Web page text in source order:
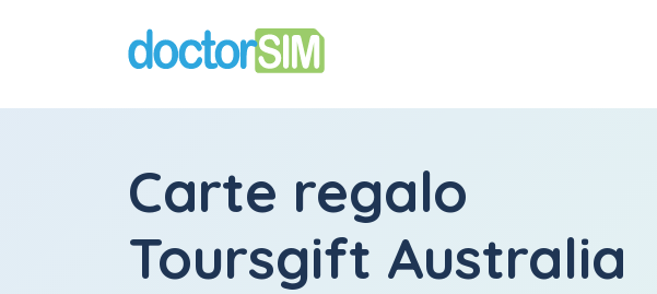
Carte regalo
Toursgift Australia